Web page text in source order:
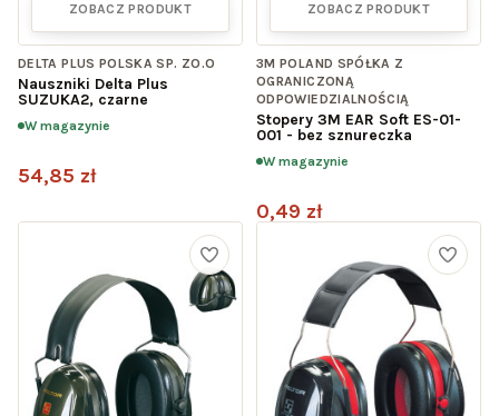
ZOBACZ PRODUKT
DELTA PLUS POLSKA SP. ZO.O
Nauszniki Delta Plus
SUZUKA2, czarne
W magazynie
54,85 zł
ZOBACZ PRODUKT
3M POLAND SPÓŁKA Z
OGRANICZONĄ
ODPOWIEDZIALNOŚCIĄ
Stopery 3M EAR Soft ES-01-
001 - bez sznureczka
W magazynie
0,49 zł